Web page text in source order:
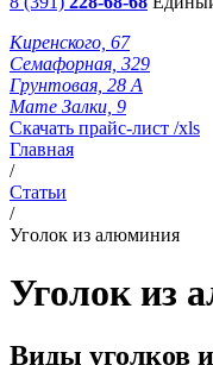
Киренского, 67
Семафорная, 329
Грунтовая, 28 А
Мате Залки, 9
Скачать прайс-лист /xls
Главная
/
Статьи
/
Уголок из алюминия
Уголок из
Виды уголков